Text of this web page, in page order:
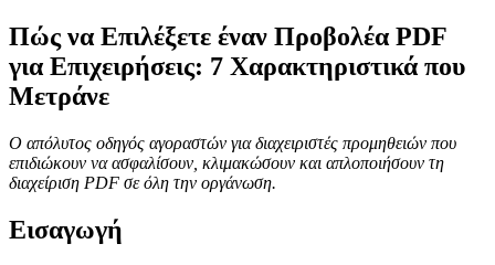
Πώς να Επιλέξετε έναν Προβολέα PDF
για Επιχειρήσεις: 7 Χαρακτηριστικά που
Μετράνε
Ο απόλυτος οδηγός αγοραστών για διαχειριστές προμηθειών που
επιδιώκουν να ασφαλίσουν, κλιμακώσουν και απλοποιήσουν τη
διαχείριση PDF σε όλη την οργάνωση.
Εισαγωγή